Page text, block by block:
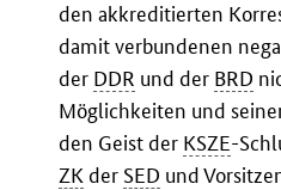
den akkreditierten
damit verbundenen
der DDR und der BRD
Möglichkeiten und
den Geist der KSZE-
ZKder SED und